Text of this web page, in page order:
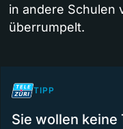
in andere Schulen
überrumpelt.
TIPP
Sie wollen